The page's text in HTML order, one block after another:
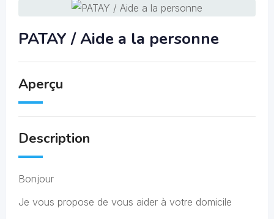
PATAY / Aide a la personne
Aperçu
Description
Bonjour
Je vous propose de vous aider à votre domicile